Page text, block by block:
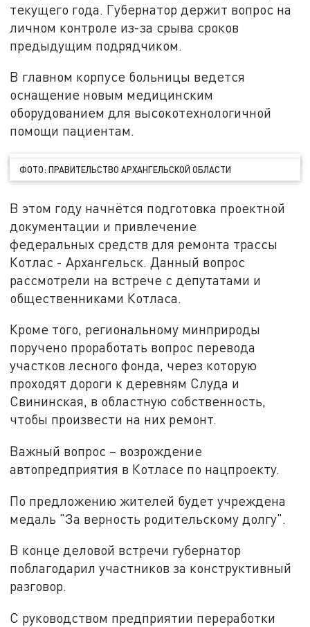
текущего года. Губернатор держит вопрос на
личном контроле из-за срыва сроков
предыдущим подрядчиком.
В главном корпусе больницы ведется
оснащение новым медицинским
оборудованием для высокотехнологичной
помощи пациентам.
ФОТО: ПРАВИТЕЛЬСТВО АРХАНГЕЛЬСКОЙ ОБЛАСТИ
В этом году начнётся подготовка проектной
документации и привлечение
федеральных средств для ремонта трассы
Котлас - Архангельск. Данный вопрос
рассмотрели на встрече с депутатами и
общественниками Котласа.
Кроме того, региональному минприроды
поручено проработать вопрос перевода
участков лесного фонда, через которую
проходят дороги к деревням Слуда и
Свининская, в областную собственность,
чтобы произвести на них ремонт.
Важный вопрос – возрождение
автопредприятия в Котласе по нацпроекту.
По предложению жителей будет учреждена
медаль "За верность родительскому долгу".
В конце деловой встречи губернатор
поблагодарил участников за конструктивный
разговор.
С руководством предприятии переработки